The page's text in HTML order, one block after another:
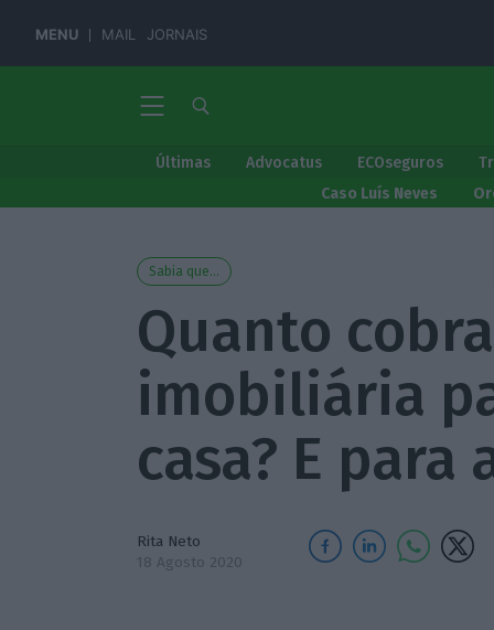
MENU MAIL JORNAIS
Últimas Advocatus ECOseguros
Caso Luís Neves
Sabia que...
Quanto
imobiliária
casa? E para
Rita Neto
18 Agosto 2020